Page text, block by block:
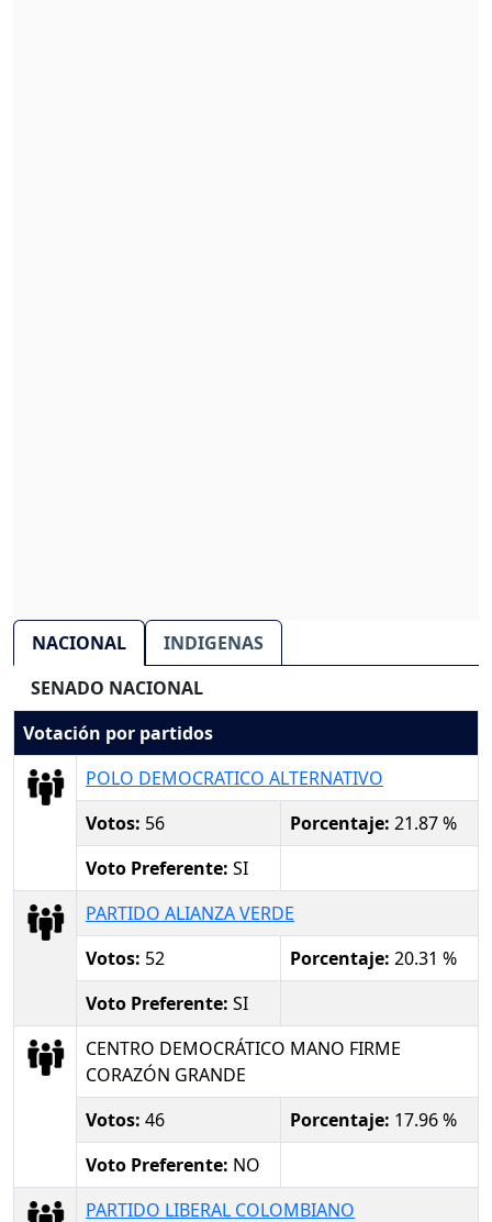
NACIONAL
INDIGENAS
SENADO NACIONAL
Votación por partidos
POLO DEMOCRATICO ALTERNATIVO
Votos: 56 Porcentaje: 21.87 %
Voto Preferente: SI
PARTIDO ALIANZA VERDE
Votos: 52 Porcentaje: 20.31 %
Voto Preferente: SI
CENTRO DEMOCRÁTICO MANO FIRME
CORAZÓN GRANDE
Votos: 46 Porcentaje: 17.96 %
Voto Preferente: NO
PARTIDO LIBERAL COLOMBIANO